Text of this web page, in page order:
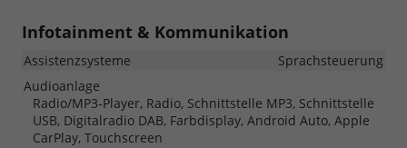
Infotainment & Kommunikation
Assistenzsysteme
Sprachsteuerung
Audioanlage
Radio/MP3-Player, Radio, Schnittstelle MP3, Schnittstelle
USB, Digitalradio DAB, Farbdisplay, Android Auto, Apple
CarPlay, Touchscreen